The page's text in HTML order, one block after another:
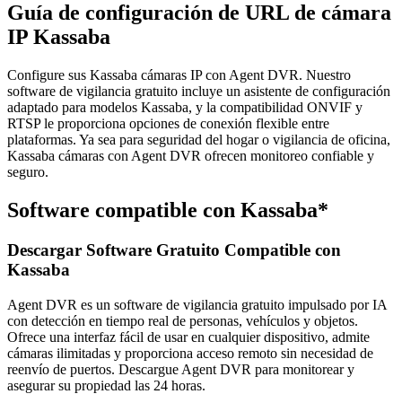
Guía de configuración de URL de cámara
IP Kassaba
Configure sus Kassaba cámaras IP con Agent DVR. Nuestro
software de vigilancia gratuito incluye un asistente de configuración
adaptado para modelos Kassaba, y la compatibilidad ONVIF y
RTSP le proporciona opciones de conexión flexible entre
plataformas. Ya sea para seguridad del hogar o vigilancia de oficina,
Kassaba cámaras con Agent DVR ofrecen monitoreo confiable y
seguro.
Software compatible con Kassaba*
Descargar Software Gratuito Compatible con
Kassaba
Agent DVR es un software de vigilancia gratuito impulsado por IA
con detección en tiempo real de personas, vehículos y objetos.
Ofrece una interfaz fácil de usar en cualquier dispositivo, admite
cámaras ilimitadas y proporciona acceso remoto sin necesidad de
reenvío de puertos. Descargue Agent DVR para monitorear y
asegurar su propiedad las 24 horas.